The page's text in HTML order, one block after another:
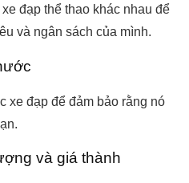
đạp thể thao khác nhau để
và ngân sách của mình.
xe đạp để đảm bảo rằng nó
và giá thành